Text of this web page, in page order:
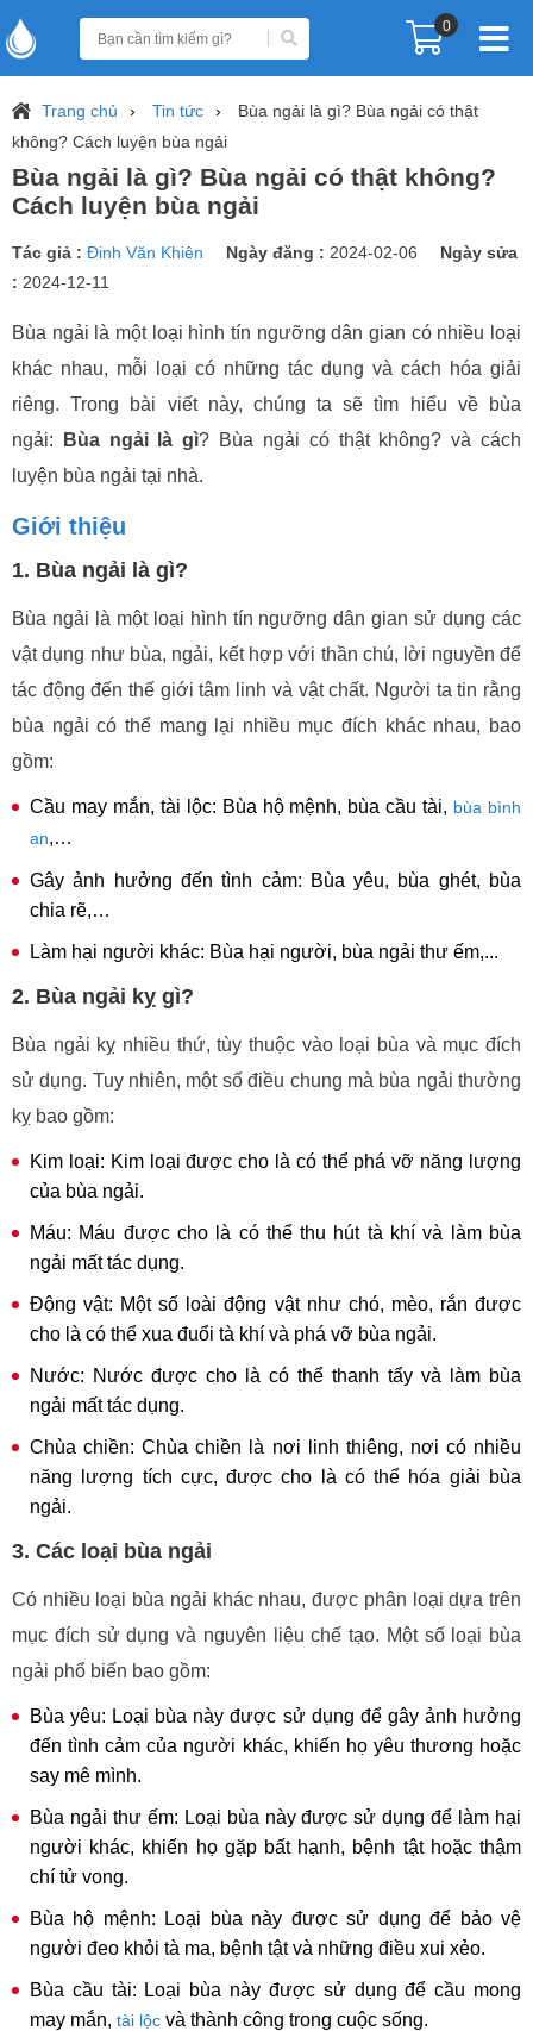
0
Trang chủ Tin tức
Bùa ngải là gì? Bùa ngải có thật
không? Cách luyện bùa ngải
Bùa ngải là gì? Bùa ngải có thật không?
Cách luyện bùa ngải
Tác giả : Đinh Văn Khiên Ngày đăng : 2024-02-06
Ngày sửa
: 2024-12-11
Bùa ngải là một loại hình tín ngưỡng dân gian có nhiều loại
khác nhau, mỗi loại có những tác dụng và cách hóa giải
riêng. Trong bài viết này, chúng ta sẽ tìm hiểu về bùa
ngải:
Bùa ngải là gì? Bùa ngải có thật không? và cách
luyện bùa ngải tại nhà.
Giới thiệu
1. Bùa ngải là gì?
Bùa ngải là một loại hình tín ngưỡng dân gian sử dụng các
vật dụng như bùa, ngải, kết hợp với thần chú, lời nguyền để
tác động đến thế giới tâm linh và vật chất. Người ta tin rằng
bùa ngải có thể mang lại nhiều mục đích khác nhau, bao
gồm:
Cầu may mắn, tài lộc: Bùa hộ mệnh, bùa cầu tài, bùa bình
an,…
Gây ảnh hưởng đến tình cảm: Bùa yêu, bùa ghét, bùa
chia rẽ,…
Làm hại người khác: Bùa hại người, bùa ngải thư ếm,...
2. Bùa ngải kỵ gì?
Bùa ngải kỵ nhiều thứ, tùy thuộc vào loại bùa và mục đích
sử dụng. Tuy nhiên, một số điều chung mà bùa ngải thường
kỵ bao gồm:
Kim loại: Kim loại được cho là có thể phá vỡ năng lượng
của bùa ngải.
Máu: Máu được cho là có thể thu hút tà khí và làm bùa
ngải mất tác dụng.
Động vật: Một số loài động vật như chó, mèo, rắn được
cho là có thể xua đuổi tà khí và phá vỡ bùa ngải.
Nước: Nước được cho là có thể thanh tẩy và làm bùa
ngải mất tác dụng.
Chùa chiền: Chùa chiền là nơi linh thiêng, nơi có nhiều
năng lượng tích cực, được cho là có thể hóa giải bùa
ngải.
3. Các loại bùa ngải
Có nhiều loại bùa ngải khác nhau, được phân loại dựa trên
mục đích sử dụng và nguyên liệu chế tạo. Một số loại bùa
ngải phổ biến bao gồm:
Bùa yêu: Loại bùa này được sử dụng để gây ảnh hưởng
đến tình cảm của người khác, khiến họ yêu thương hoặc
say mê mình.
Bùa ngải thư ếm: Loại bùa này được sử dụng để làm hại
người khác, khiến họ gặp bất hạnh, bệnh tật hoặc thậm
chí tử vong.
Bùa hộ mệnh: Loại bùa này được sử dụng để bảo vệ
người đeo khỏi tà ma, bệnh tật và những điều xui xẻo.
Bùa cầu tài: Loại bùa này được sử dụng để cầu mong
may mắn, tài lộc và thành công trong cuộc sống.